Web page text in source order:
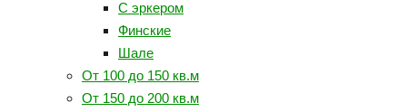
С эркером
Финские
Шале
От 100 до 150 кв.м
От 150 до 200 кв.м